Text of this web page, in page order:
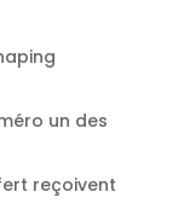
un des
reçoivent